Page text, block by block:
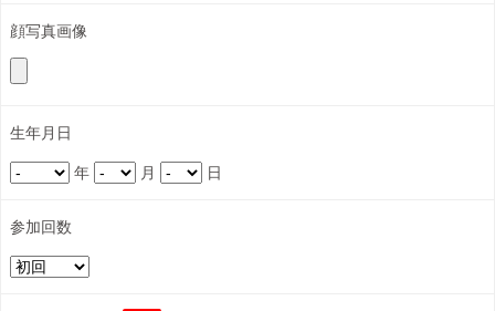
顔写真画像
生年月日
年 月 日
参加回数